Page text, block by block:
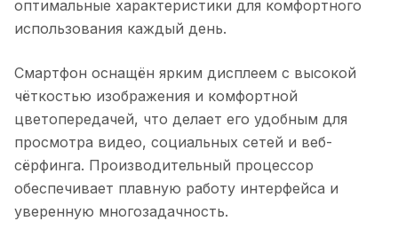
оптимальные характеристики для комфортного
использования каждый день.
Смартфон оснащён ярким дисплеем с высокой
чёткостью изображения и комфортной
цветопередачей, что делает его удобным для
просмотра видео, социальных сетей и веб-
сёрфинга. Производительный процессор
обеспечивает плавную работу интерфейса и
уверенную многозадачность.